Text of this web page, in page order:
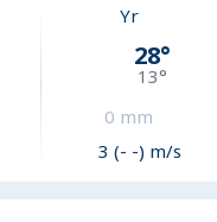
Yr
28°
13°
0 mm
3 (- -) m/s